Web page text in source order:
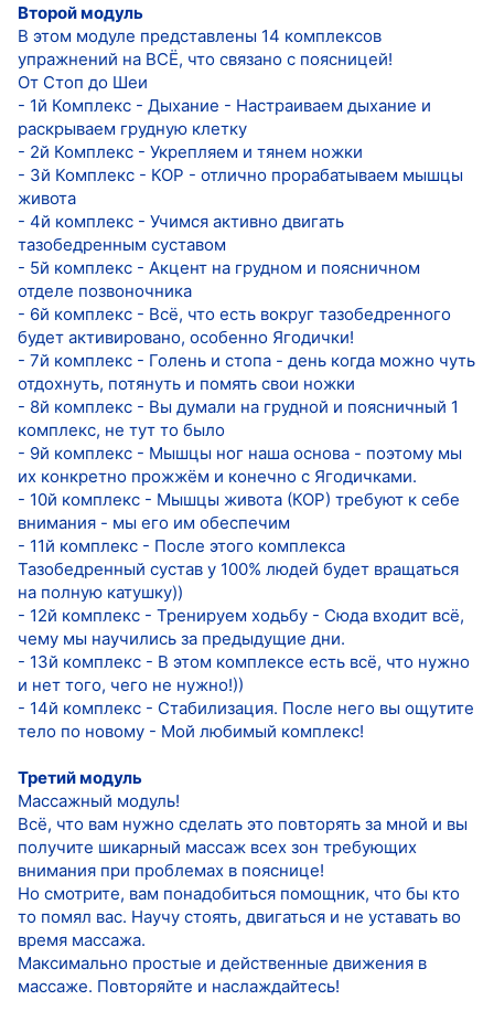
Второй модуль
В этом модуле представлены 14 комплексов
упражнений на ВСЁ, что связано с поясницей!
От Стоп до Шеи
- 1й Комплекс - Дыхание - Настраиваем дыхание и
раскрываем грудную клетку
- 2й Комплекс - Укрепляем и тянем ножки
- 3й Комплекс - КОР - отлично прорабатываем мышцы
живота
- 4й комплекс - Учимся активно двигать
тазобедренным суставом
- 5й комплекс - Акцент на грудном и поясничном
отделе позвоночника
- 6й комплекс - Всё, что есть вокруг тазобедренного
будет активировано, особенно Ягодички!
- 7й комплекс - Голень и стопа - день когда можно чуть
отдохнуть, потянуть и помять свои ножки
- 8й комплекс - Вы думали на грудной и поясничный 1
комплекс, не тут то было
- 9й комплекс - Мышцы ног наша основа - поэтому мы
их конкретно прожжём и конечно с Ягодичками.
- 10й комплекс - Мышцы живота (КОР) требуют к себе
внимания - мы его им обеспечим
- 11й комплекс - После этого комплекса
Тазобедренный сустав у 100% людей будет вращаться
на полную катушку))
- 12й комплекс - Тренируем ходьбу - Сюда входит всё,
чему мы научились за предыдущие дни.
- 13й комплекс - В этом комплексе есть всё, что нужно
и нет того, чего не нужно!))
- 14й комплекс - Стабилизация. После него вы ощутите
тело по новому - Мой любимый комплекс!
Третий модуль
Массажный модуль!
Всё, что вам нужно сделать это повторять за мной и вы
получите шикарный массаж всех зон требующих
внимания при проблемах в пояснице!
Но смотрите, вам понадобиться помощник, что бы кто
то помял вас. Научу стоять, двигаться и не уставать во
время массажа.
Максимально простые и действенные движения в
массаже. Повторяйте и наслаждайтесь!